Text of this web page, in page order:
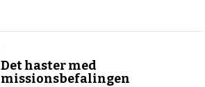
Det haster med
missionsbefalingen